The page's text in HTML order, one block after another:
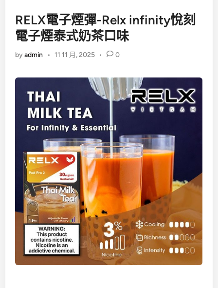
RELX電子煙彈-Relx infinity悅刻
電子煙泰式奶茶口味
byadmin • 11 11 月, 2025 • 0